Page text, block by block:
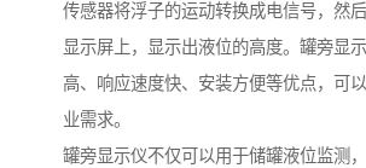
传感器将浮子的运动转换成电信号，然
显示屏上，显示出液位的高度。罐旁显
高、响应速度快、安装方便等优点，可
业需求。
罐旁显示仪不仅可以用于储罐液位监测